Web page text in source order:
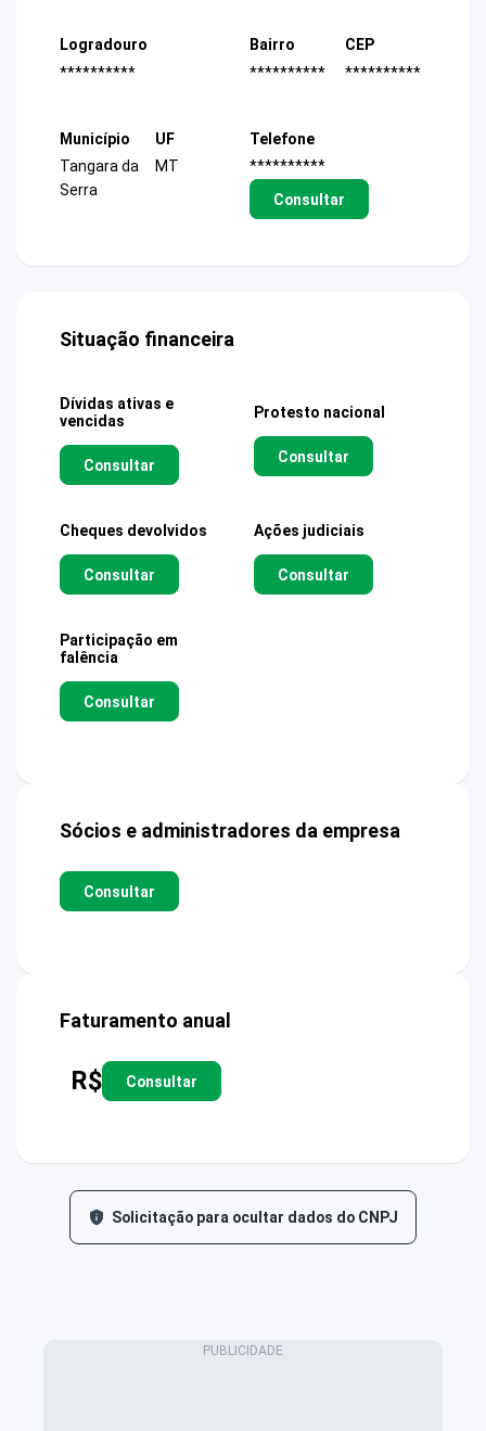
Logradouro
**********
Bairro
**********
CEP
**********
Município
Tangara da
Serra
UF
MT
Telefone
**********
Consultar
Situação financeira
Dívidas ativas e
vencidas
Consultar
Protesto nacional
Consultar
Cheques devolvidos
Consultar
Ações judiciais
Consultar
Participação em
falência
Consultar
Sócios e administradores da empresa
Consultar
Faturamento anual
R$ Consultar
Solicitação para ocultar dados do CNPJ